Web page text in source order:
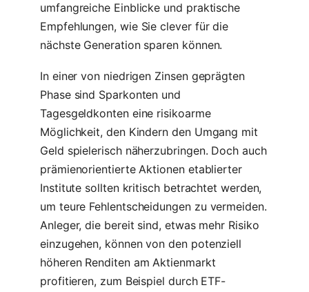
umfangreiche Einblicke und praktische
Empfehlungen, wie Sie clever für die
nächste Generation sparen können.
In einer von niedrigen Zinsen geprägten
Phase sind Sparkonten und
Tagesgeldkonten eine risikoarme
Möglichkeit, den Kindern den Umgang mit
Geld spielerisch näherzubringen. Doch auch
prämienorientierte Aktionen etablierter
Institute sollten kritisch betrachtet werden,
um teure Fehlentscheidungen zu vermeiden.
Anleger, die bereit sind, etwas mehr Risiko
einzugehen, können von den potenziell
höheren Renditen am Aktienmarkt
profitieren, zum Beispiel durch ETF-